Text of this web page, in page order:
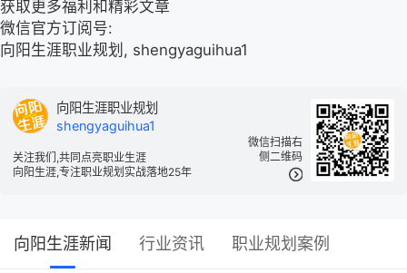
获取更多福利和精彩文章
微信官方订阅号:
向阳生涯职业规划, shengyaguihua1
微信扫描右
侧二维码
向阳生涯职业规划
shengyaguihua1
关注我们,共同点亮职业生涯
向阳生涯,专注职业规划实战落地25年
向阳生涯新闻 行业资讯 职业规划案例